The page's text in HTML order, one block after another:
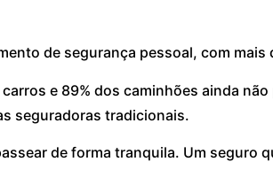
de segurança pessoal, com mais
e 89% dos caminhões ainda
seguradoras tradicionais.
de forma tranquila. Um seguro